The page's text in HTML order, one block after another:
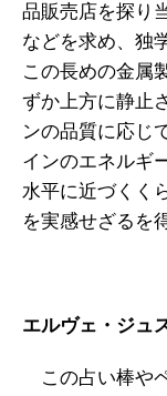
品販売店を探り
などを求め、独
この長めの金属
ずか上方に静止
ンの品質に応じ
インのエネルギ
水平に近づくく
を実感せざるを
エルヴェ・ジュ
この占い棒や